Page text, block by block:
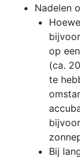
Nadelen
op
(ca.
te
Bij